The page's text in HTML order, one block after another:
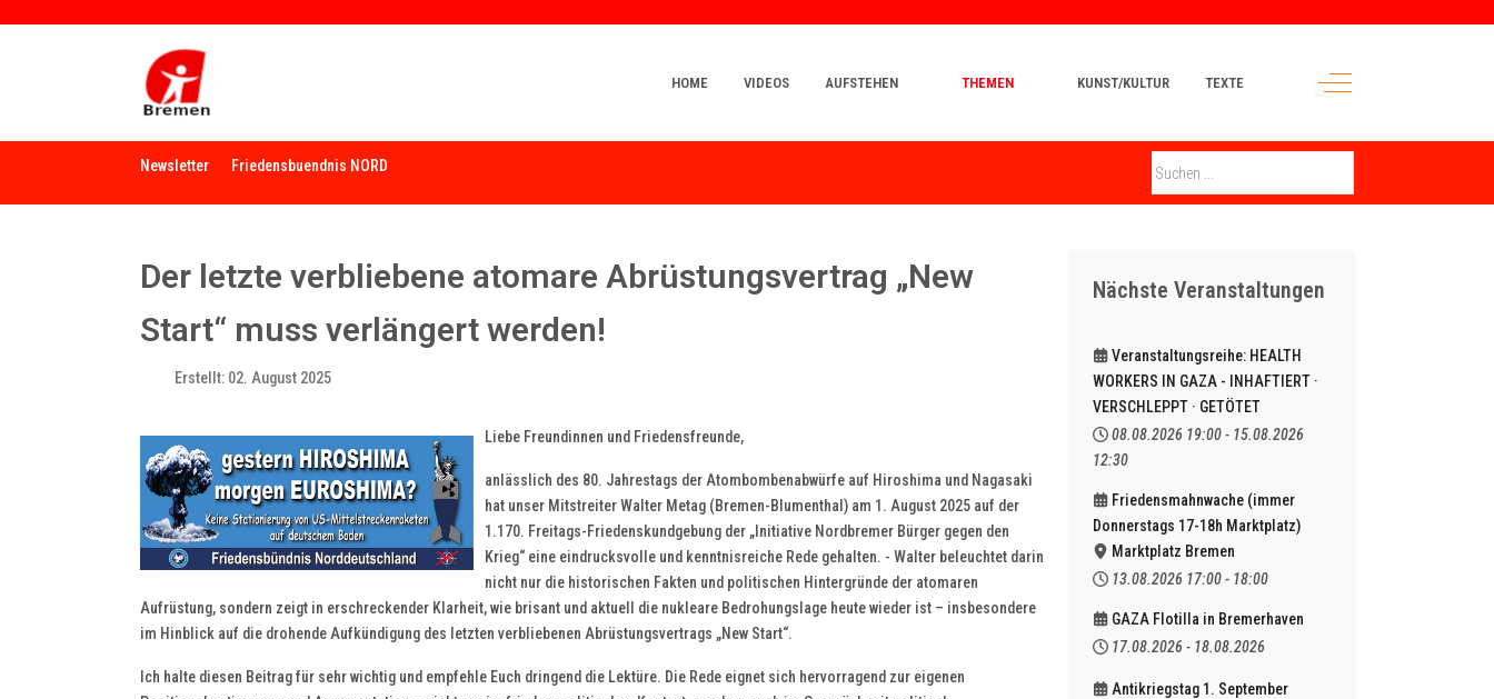
HOME VIDEOS AUFSTEHEN THEMEN KUNST/KULTUR TEXTE Off-Canvas Toggle
Newsletter Friedensbuendnis NORD
Der letzte verbliebene atomare Abrüstungsvertrag „New
Start“ muss verlängert werden!
Erstellt: 02. August 2025
Liebe Freundinnen und Friedensfreunde,
anlässlich des 80. Jahrestags der Atombombenabwürfe auf Hiroshima und Nagasaki
hat unser Mitstreiter Walter Metag (Bremen-Blumenthal) am 1. August 2025 auf der
1.170. Freitags-Friedenskundgebung der „Initiative Nordbremer Bürger gegen den
Krieg“ eine eindrucksvolle und kenntnisreiche Rede gehalten. - Walter beleuchtet darin
nicht nur die historischen Fakten und politischen Hintergründe der atomaren
Aufrüstung, sondern zeigt in erschreckender Klarheit, wie brisant und aktuell die nukleare Bedrohungslage heute wieder ist – insbesondere
im Hinblick auf die drohende Aufkündigung des letzten verbliebenen Abrüstungsvertrags „New Start“.
Ich halte diesen Beitrag für sehr wichtig und empfehle Euch dringend die Lektüre. Die Rede eignet sich hervorragend zur eigenen
Nächste Veranstaltungen
Veranstaltungsreihe: HEALTH
WORKERS IN GAZA - INHAFTIERT ·
VERSCHLEPPT · GETÖTET
08.08.2026 19:00- 15.08.2026
12:30
Friedensmahnwache (immer
Donnerstags 17-18h Marktplatz)
Marktplatz Bremen
13.08.2026 17:00- 18:00
GAZA Flotilla in Bremerhaven
17.08.2026 - 18.08.2026
Antikriegstag 1. September